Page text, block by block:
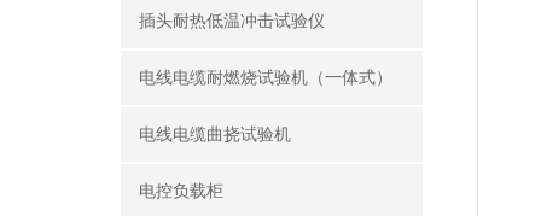
插头耐热低温冲击试验仪
电线电缆耐燃烧试验机（一体式）
电线电缆曲挠试验机
电控负载柜